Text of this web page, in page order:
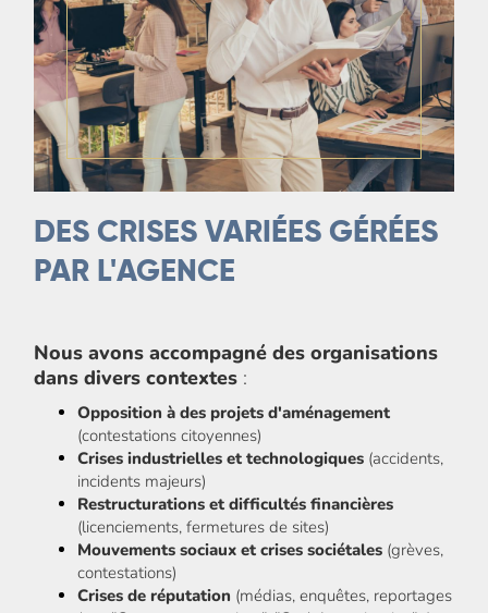
DES CRISES VARIÉES GÉRÉES
PAR L'AGENCE
Nous avons accompagné des organisations
dans divers contextes :
Opposition à des projets d'aménagement
(contestations citoyennes)
Crises industrielles et technologiques (accidents,
incidents majeurs)
Restructurations et difficultés financières
(licenciements, fermetures de sites)
Mouvements sociaux et crises sociétales (grèves,
contestations)
Crises de réputation (médias, enquêtes, reportages